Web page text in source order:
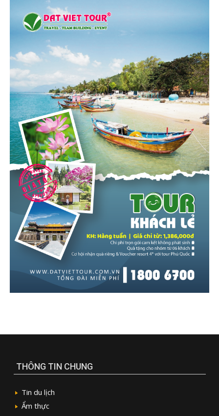
THÔNG TIN CHUNG
Tin du lịch
Ẩm thực